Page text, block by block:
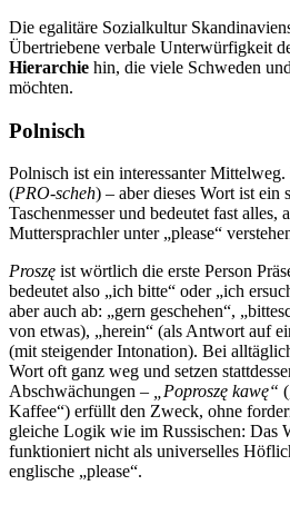
Die egalitäre Sozialkultur
Übertriebene verbale Unterwürfigkeit
Hierarchie hin, die viele Schweden
möchten.
Polnisch
Polnisch ist ein interessanter
(PRO-scheh) – aber dieses Wort ist ein
Taschenmesser und bedeutet fast alles,
Muttersprachler unter „please“
Proszę ist wörtlich die erste Person
bedeutet also „ich bitte“ oder „ich
aber auch ab: „gern geschehen“,
von etwas), „herein“ (als Antwort auf
(mit steigender Intonation). Bei
Wort oft ganz weg und setzen
Abschwächungen –
„Poproszę kawę“
Kaffee“) erfüllt den Zweck, ohne
gleiche Logik wie im Russischen: Das
funktioniert nicht als universelles
englische „please“.